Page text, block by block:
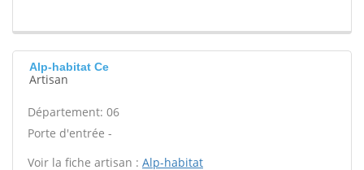
Alp-habitat Ce
Artisan
Département: 06
Porte d'entrée -
Voir la fiche artisan : Alp-habitat